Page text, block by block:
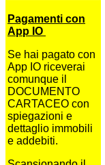
Pagamenti con
App IO
Se hai pagato con
App IO riceverai
comunque il
DOCUMENTO
CARTACEO con
spiegazioni e
dettaglio immobili
e addebiti.